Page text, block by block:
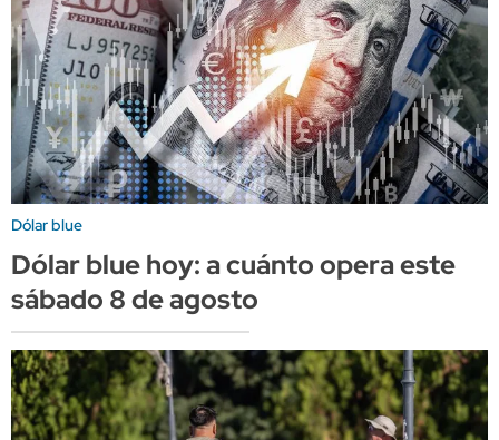
Dólar blue
Dólar blue hoy: a cuánto opera este
sábado 8 de agosto